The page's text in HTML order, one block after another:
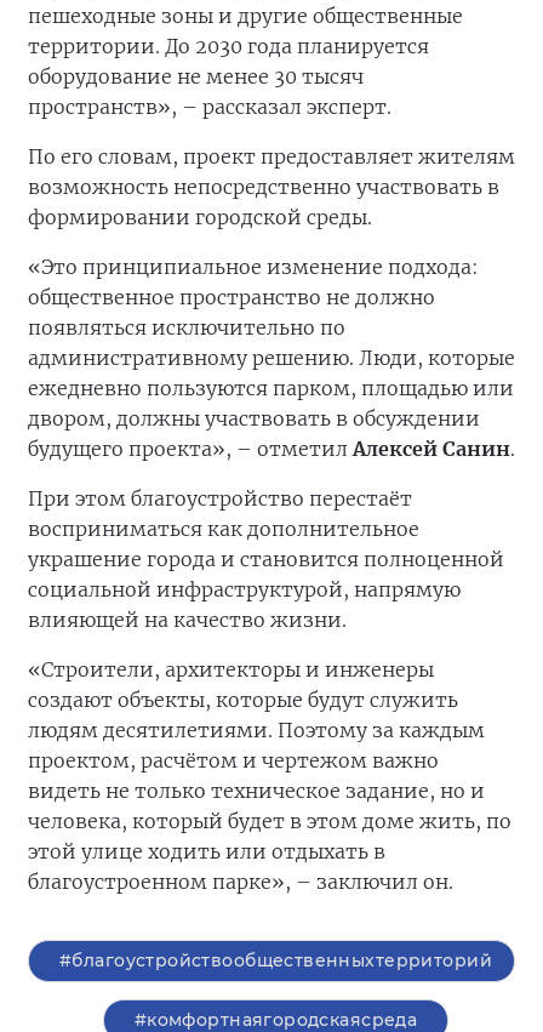
пешеходные зоны и другие общественные
территории. До 2030 года планируется
оборудование не менее 30 тысяч
пространств», – рассказал эксперт.
По его словам, проект предоставляет жителям
возможность непосредственно участвовать в
формировании городской среды.
«Это принципиальное изменение подхода:
общественное пространство не должно
появляться исключительно по
административному решению. Люди, которые
ежедневно пользуются парком, площадью или
двором, должны участвовать в обсуждении
будущего проекта», – отметилАлексей Санин.
При этом благоустройство перестаёт
восприниматься как дополнительное
украшение города и становится полноценной
социальной инфраструктурой, напрямую
влияющей на качество жизни.
«Строители, архитекторы и инженеры
создают объекты, которые будут служить
людям десятилетиями. Поэтому за каждым
проектом, расчётом и чертежом важно
видеть не только техническое задание, но и
человека, который будет в этом доме жить, по
этой улице ходить или отдыхать в
благоустроенном парке», – заключил он.
#благоустройствообщественныхтерриторий
#комфортнаягородскаясреда